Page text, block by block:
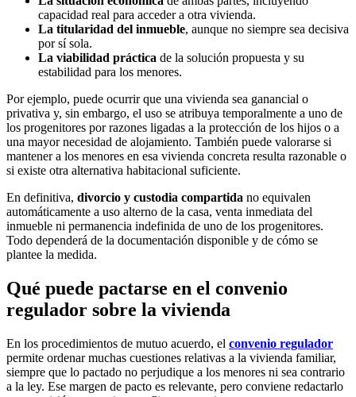
capacidad real para acceder a otra vivienda.
La titularidad del inmueble, aunque no siempre sea decisiva
por sí sola.
La viabilidad práctica de la solución propuesta y su
estabilidad para los menores.
Por ejemplo, puede ocurrir que una vivienda sea ganancial o
privativa y, sin embargo, el uso se atribuya temporalmente a uno de
los progenitores por razones ligadas a la protección de los hijos o a
una mayor necesidad de alojamiento. También puede valorarse si
mantener a los menores en esa vivienda concreta resulta razonable o
si existe otra alternativa habitacional suficiente.
En definitiva, divorcio y custodia compartida no equivalen
automáticamente a uso alterno de la casa, venta inmediata del
inmueble ni permanencia indefinida de uno de los progenitores.
Todo dependerá de la documentación disponible y de cómo se
plantee la medida.
Qué puede pactarse en el convenio
regulador sobre la vivienda
En los procedimientos de mutuo acuerdo, el convenio regulador
permite ordenar muchas cuestiones relativas a la vivienda familiar,
siempre que lo pactado no perjudique a los menores ni sea contrario
a la ley. Ese margen de pacto es relevante, pero conviene redactarlo